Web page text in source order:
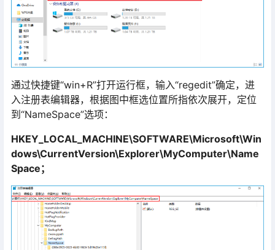
通过快捷键“win+R”打开运行框，输入“regedit”确定，进
入注册表编辑器，根据图中框选位置所指依次展开，定位
到“NameSpace”选项：
HKEY_LOCAL_MACHINE\SOFTWARE\Microsoft\Win
dows\CurrentVersion\Explorer\MyComputer\Name
Space；